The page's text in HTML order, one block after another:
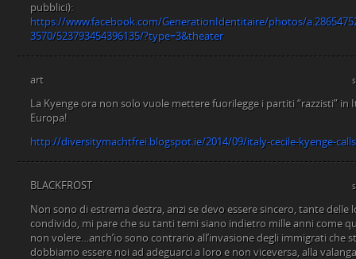
pubblici):
https://www.facebook.com/GenerationIdentitaire/photos/
3570/523793454396135/?type=3&theater
art
La Kyenge ora non solo vuole mettere fuorilegge i partiti “razzisti” in
Europa!
http://diversitymachtfrei.blogspot.ie/2014/09/italy-cecile-kyenge-
BLACKFROST
Non sono di estrema destra, anzi se devo essere sincero, tante
condivido, mi pare che su tanti temi siano indietro mille anni come
non volere…anch’io sono contrario all’invasione degli immigrati che
dobbiamo essere noi ad adeguarci a loro e non viceversa, alla